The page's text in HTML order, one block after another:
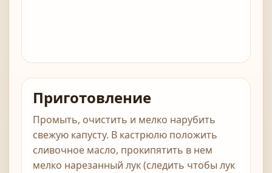
Приготовление
Промыть, очистить и мелко нарубить
свежую капусту. В кастрюлю положить
сливочное масло, прокипятить в нем
мелко нарезанный лук (следить чтобы лук